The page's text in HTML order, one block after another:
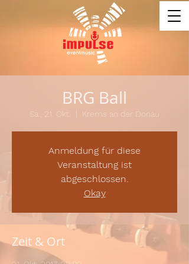
BRG Ball
Sa., 21. Okt. Krems an der Donau
Anmeldung für diese
Veranstaltung ist
abgeschlossen.
Okay
Zeit & Ort